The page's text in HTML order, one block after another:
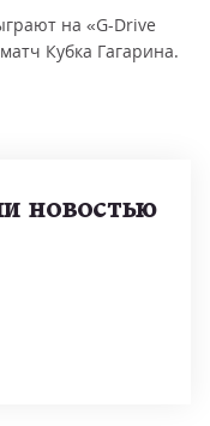
на «G-Drive
Кубка Гагарина.
новостью